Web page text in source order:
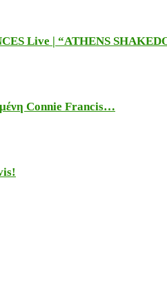
Live | “ATHENS
Connie Francis…